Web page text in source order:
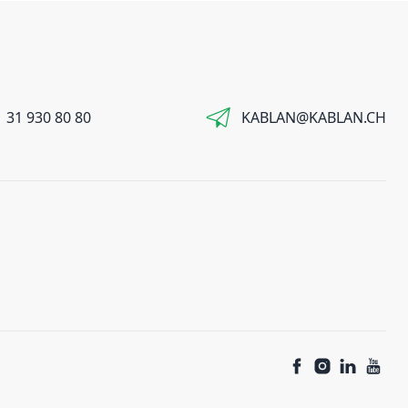
31 930 80 80 KABLAN@KABLAN.CH